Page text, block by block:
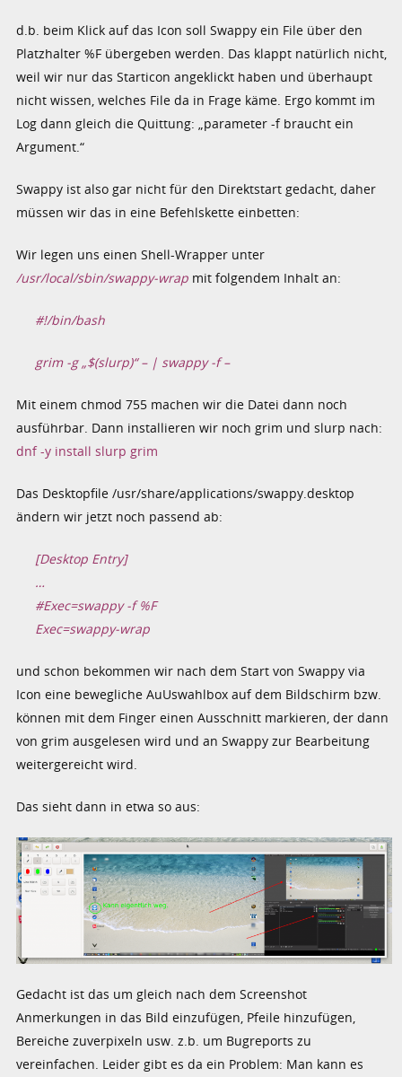
d.b. beim Klick auf das Icon soll Swappy ein File über den
Platzhalter %F übergeben werden. Das klappt natürlich nicht,
weil wir nur das Starticon angeklickt haben und überhaupt
nicht wissen, welches File da in Frage käme. Ergo kommt im
Log dann gleich die Quittung: „parameter -f braucht ein
Argument.“
Swappy ist also gar nicht für den Direktstart gedacht, daher
müssen wir das in eine Befehlskette einbetten:
Wir legen uns einen Shell-Wrapper unter
/usr/local/sbin/swappy-wrap mit folgendem Inhalt an:
#!/bin/bash
grim -g „$(slurp)“ – | swappy -f –
Mit einem chmod 755 machen wir die Datei dann noch
ausführbar. Dann installieren wir noch grim und slurp nach:
dnf -y install slurp grim
Das Desktopfile /usr/share/applications/swappy.desktop
ändern wir jetzt noch passend ab:
[Desktop Entry]
…
#Exec=swappy -f %F
Exec=swappy-wrap
und schon bekommen wir nach dem Start von Swappy via
Icon eine bewegliche AuUswahlbox auf dem Bildschirm bzw.
können mit dem Finger einen Ausschnitt markieren, der dann
von grim ausgelesen wird und an Swappy zur Bearbeitung
weitergereicht wird.
Das sieht dann in etwa so aus:
Gedacht ist das um gleich nach dem Screenshot
Anmerkungen in das Bild einzufügen, Pfeile hinzufügen,
Bereiche zuverpixeln usw. z.b. um Bugreports zu
vereinfachen. Leider gibt es da ein Problem: Man kann es